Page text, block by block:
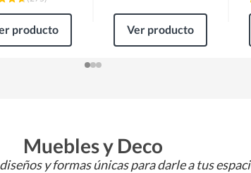
producto Ver producto
Muebles y Deco
y formas únicas para darle a tus